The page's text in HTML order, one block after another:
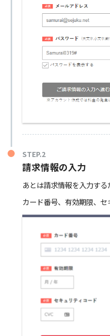
STEP.2
請求情報の入力
あとは請求情報を入力する
カード番号、有効期限、